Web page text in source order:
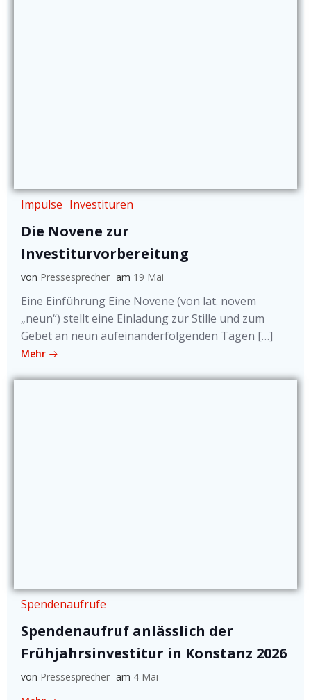
Impulse Investituren
Die Novene zur
Investiturvorbereitung
von Pressesprecher am 19 Mai
Eine Einführung Eine Novene (von lat. novem
„neun“) stellt eine Einladung zur Stille und zum
Gebet an neun aufeinanderfolgenden Tagen […]
Mehr
Spendenaufrufe
Spendenaufruf anlässlich der
Frühjahrsinvestitur in Konstanz 2026
von Pressesprecher am 4 Mai